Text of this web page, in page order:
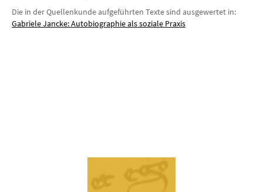
Die in der Quellenkunde aufgeführten Texte sind ausgewertet in:
Gabriele Jancke: Autobiographie als soziale Praxis